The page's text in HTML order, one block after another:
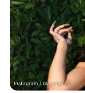
Instagram / blacchyna